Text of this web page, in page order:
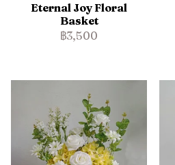
Eternal Joy Floral
Basket
฿3,500